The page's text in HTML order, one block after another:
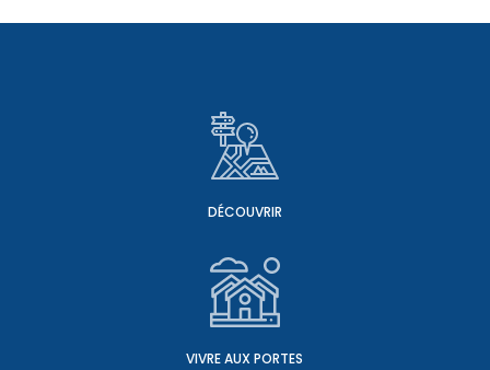
DÉCOUVRIR
VIVRE AUX PORTES